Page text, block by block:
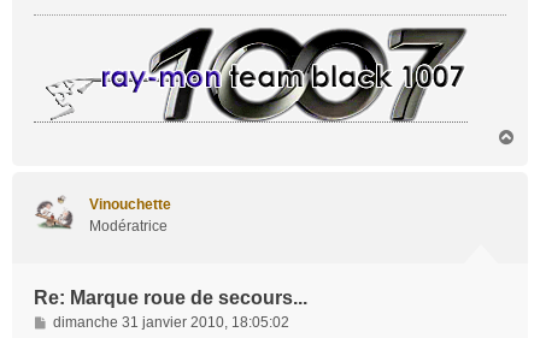
Vinouchette
Modératrice
Re: Marque roue de secours...
M
dimanche 31 janvier 2010, 18:05:02